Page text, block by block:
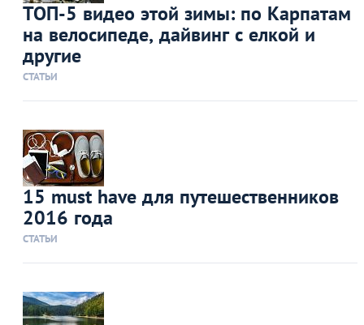
ТОП-5 видео этой зимы: по Карпатам
на велосипеде, дайвинг с елкой и
другие
СТАТЬИ
15 must have для путешественников
2016 года
СТАТЬИ